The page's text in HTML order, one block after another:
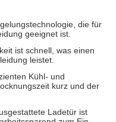
die für
geeignet ist.
ist schnell, was einen
leistet.
Kühl- und
kurz und der
Ladetür ist